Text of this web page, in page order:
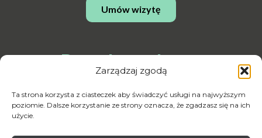
Zarządzaj zgodą
Ta strona korzysta z ciasteczek aby świadczyć usługi na najwyższym
poziomie. Dalsze korzystanie ze strony oznacza, że zgadzasz się na ich
użycie.
Umów wizytę
Dane kontakowe
+48 660 166 458
02-776 Warszawa